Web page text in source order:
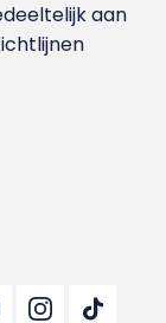
aan